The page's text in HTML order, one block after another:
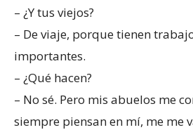
– ¿Y tus viejos?
– De viaje, porque tienen
importantes.
– ¿Qué hacen?
– No sé. Pero mis abuelos me
siempre piensan en mí, me me